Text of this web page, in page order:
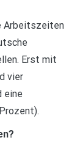
Arbeitszeiten
Erst mit
vier
eine